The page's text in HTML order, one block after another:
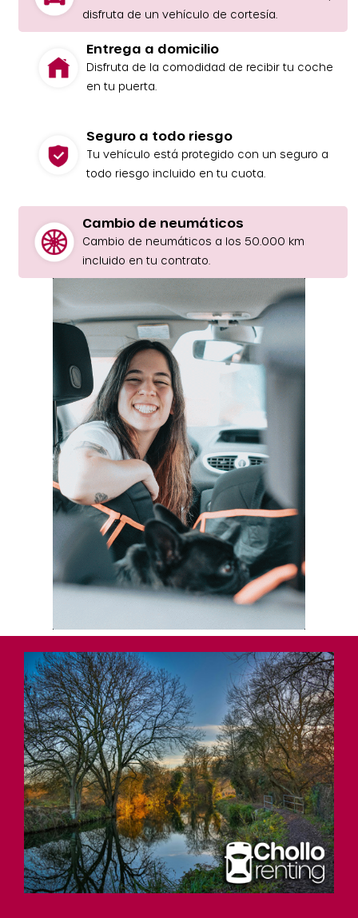
disfruta de un vehículo de cortesía.
Entrega a domicilio
Disfruta de la comodidad de recibir tu coche
en tu puerta.
Seguro a todo riesgo
Tu vehículo está protegido con un seguro a
todo riesgo incluido en tu cuota.
Cambio de neumáticos
Cambio de neumáticos a los 50.000 km
incluido en tu contrato.